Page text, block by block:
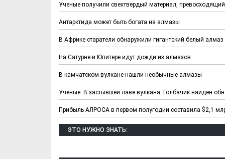
Ученые получили свехтвердый материал,
Антарктида может быть богата на алмазы
В Африке старатели обнаружили гигантский белый алмаз
На Сатурне и Юпитере идут дожди из алмазов
В камчатском вулкане нашли необычные алмазы
Ученые: В застывшей лаве вулкана Толбачик найден
Прибыль АЛРОСА в первом полугодии составила $2,1
ЭТО НУЖНО ЗНАТЬ: